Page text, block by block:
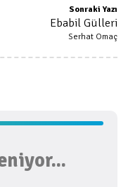
Sonraki Yazı
Ebabil Gülleri
Serhat Omaç